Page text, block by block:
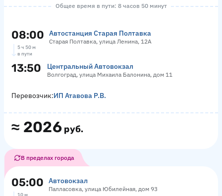
Общее время в пути: 8 часов 50 минут
08:00 Автостанция Старая Полтавка
Старая Полтавка, улица Ленина, 12А
5 ч 50 м
в пути
13:50 Центральный Автовокзал
Волгоград, улица Михаила Балонина, дом 11
≈ 2026 руб.
Перевозчик:ИП Атавова Р.В.
В пределах города
05:00 Автовокзал
Палласовка, улица Юбилейная, дом 93